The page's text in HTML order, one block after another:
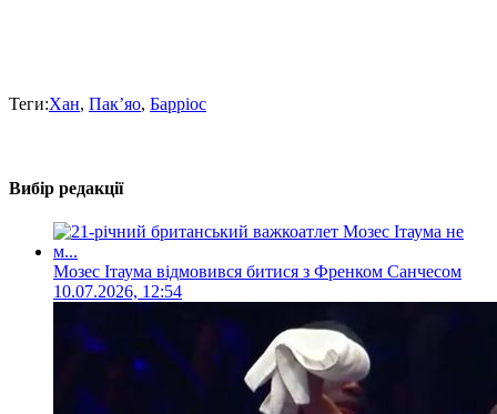
Теги:Хан, Пак’яо, Барріос
Вибір редакції
Мозес Ітаума відмовився битися з Френком Санчесом
10.07.2026, 12:54